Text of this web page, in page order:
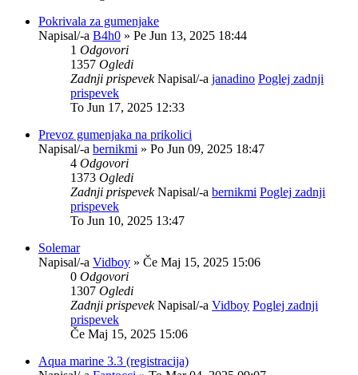
Pokrivala za gumenjake
Napisal/-a B4h0 » Pe Jun 13, 2025 18:44
1 Odgovori
1357 Ogledi
Zadnji prispevekNapisal/-a janadino Poglej zadnji
prispevek
To Jun 17, 2025 12:33
Prevoz gumenjaka na prikolici
Napisal/-a bernikmi » Po Jun 09, 2025 18:47
4 Odgovori
1373 Ogledi
Zadnji prispevekNapisal/-a bernikmi Poglej zadnji
prispevek
To Jun 10, 2025 13:47
Solemar
Napisal/-a Vidboy » Če Maj 15, 2025 15:06
0 Odgovori
1307 Ogledi
Zadnji prispevekNapisal/-a Vidboy Poglej zadnji
prispevek
Če Maj 15, 2025 15:06
Aqua marine 3.3 (registracija)